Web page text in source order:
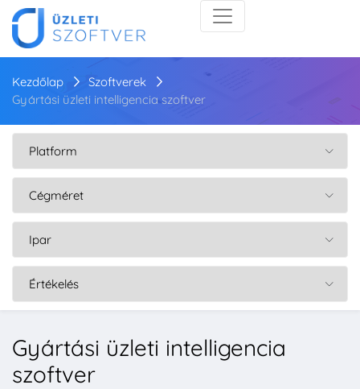
Kezdőlap
Szoftverek
Gyártási üzleti intelligencia szoftver
Gyártási üzleti intelligencia
szoftver